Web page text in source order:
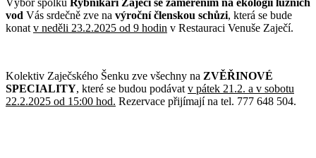
vod Vás srdečně zve na výroční členskou schůzi, která se bude
konat v neděli 23.2.2025 od 9 hodin v Restauraci Venuše Zaječí.
Kolektiv Zaječského Šenku zve všechny na ZVĚŘINOVÉ
SPECIALITY, které se budou podávat v pátek 21.2. a v sobotu
22.2.2025 od 15:00 hod. Rezervace přijímají na tel. 777 648 504.